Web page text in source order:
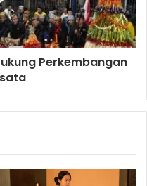
Perkembangan